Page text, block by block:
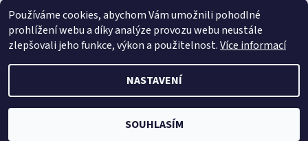
2026 © Jahu.cz, všechna práva vyhrazena
Vytvořil Shoptet
Používáme cookies, abychom Vám umožnili pohodlné
prohlížení webu a díky analýze provozu webu neustále
zlepšovali jeho funkce, výkon a použitelnost.Více informací
NASTAVENÍ
SOUHLASÍM